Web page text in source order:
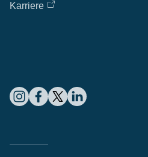
Karriere